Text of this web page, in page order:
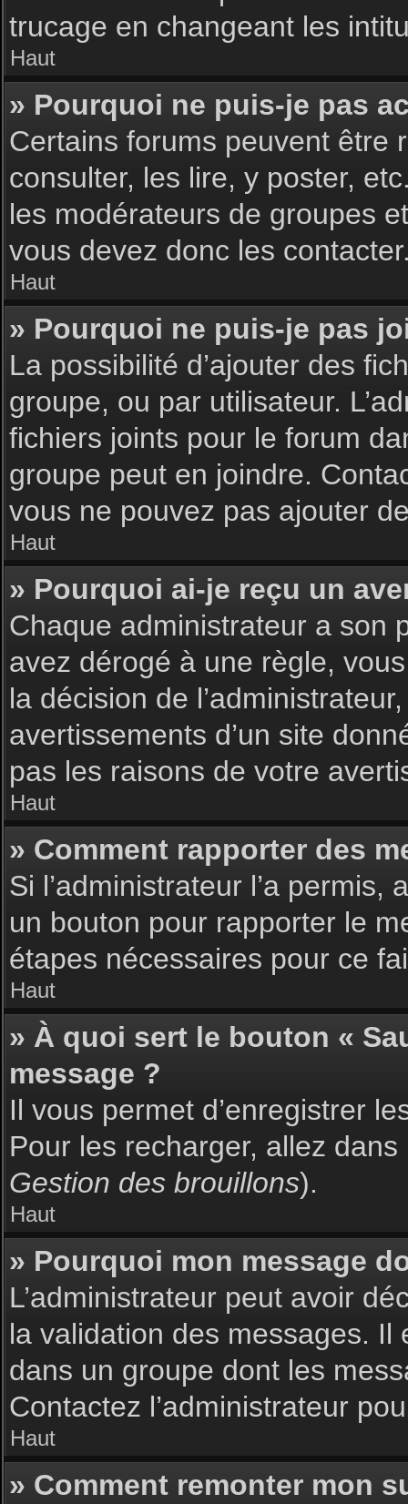
trucage en changeant les
Haut
» Pourquoi ne puis-je pas
Certains forums peuvent être
consulter, les lire, y poster,
les modérateurs de groupes
vous devez donc les
Haut
» Pourquoi ne puis-je pas
La possibilité d’ajouter des
groupe, ou par utilisateur.
fichiers joints pour le forum
groupe peut en joindre.
vous ne pouvez pas ajouter
Haut
» Pourquoi ai-je reçu un
Chaque administrateur a son
avez dérogé à une règle,
la décision de
avertissements d’un site
pas les raisons de votre
Haut
» Comment rapporter des
Si l’administrateur l’a
un bouton pour rapporter le
étapes nécessaires pour ce
Haut
» À quoi sert le bouton «
message ?
Il vous permet d’enregistrer
Pour les recharger, allez
Gestion des brouillons).
Haut
» Pourquoi mon message
L’administrateur peut avoir
la validation des messages. Il
dans un groupe dont les
Contactez l’administrateur
Haut
» Comment remonter mon